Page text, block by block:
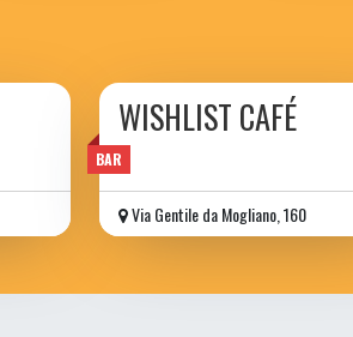
BAR
WISHLIST CAFÉ
Via Gentile da Mogliano, 160